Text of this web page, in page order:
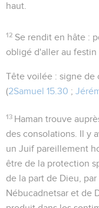
haut.
12 Se rendit en hâte :
obligé d'aller au festin
Tête voilée : signe de
(2Samuel 15.30 ;
13 Haman trouve
des consolations. Il y
un Juif pareillement
être de la protection
de la part de Dieu,
Nébucadnetsar et de